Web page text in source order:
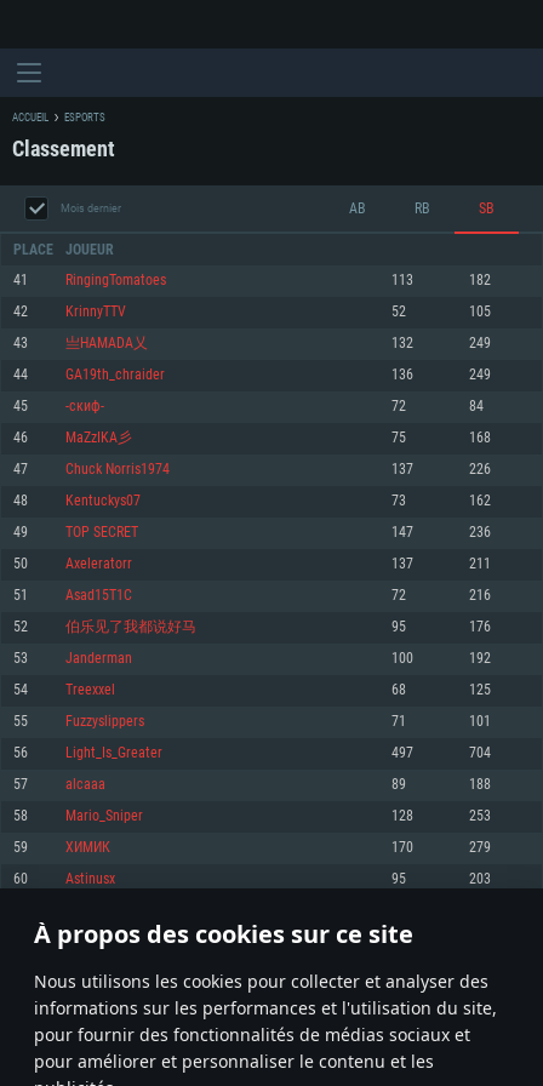
À propos des cookies sur ce site
Nous utilisons les cookies pour collecter et analyser des
informations sur les performances et l'utilisation du site,
pour fournir des fonctionnalités de médias sociaux et
pour améliorer et personnaliser le contenu et les
CONFIGURATION SYSTÈME REQUISE
Minimum
OS: Windows 10 (64 bit)
Processeur: Dual-Core 2.2 GHz
Mémoire: 4 GB
Carte graphique supportant DirectX 11: AMD Radeon 77XX / NVIDIA
GeForce GTX 660. La résolution minimale supportée par le jeu est de 720p
Connection: Connexion Internet à haut débit
Disque dur: 23.1 Go (client minimal)
Recommandée
1060 et plus, Radeon RX 570 et plus.
Disque dur: 75.9 Go (client complet)
Minimum
OS: Mac OS Big Sur 11.0 ou plus récent
Processeur: Core i5, minimum 2.2GHz (Les processeurs Intel Xeon ne sont
pas supportés)
Mémoire: 6 GB
Carte graphique: Intel Iris Pro 5200 (Mac), ou analogue AMD/Nvidia. La
résolution minimale supportée par le jeu est de 720p.
Connection: Connexion Internet à haut débit
Disque dur: 62,2 Go (client minimal)
Recommandée
OS: Mac OS Big Sur 11.0 ou plus récent
Processeur: Core i7 (Les processeurs Intel Xeon ne sont pas supportés)
Mémoire: 8 GB
Carte graphique: Radeon Vega II ou plus avec support de Metal
Disque dur: 62,2 Go (client complet)
Minimum
OS: Les configurations Linux 64 bits les plus modernes
Processeur: Dual-Core 2.4 GHz
Mémoire: 4 GB
Carte graphique: NVIDIA 660 avec les derniers drivers (moins de 6 mois) /
de même pour AMD (La résolution minimale supportée par le jeu est de
720p)
Connection: Connexion Internet à haut débit
Disque dur: 62,2 Go (client minimal)
Recommandée
OS: Ubuntu 20.04 64bit
Processeur: Intel Core i7
Mémoire: 8 GB
Carte graphique: NVIDIA 1060 avec les derniers drivers (moins de 6 mois) /
6 mois et supportant Vulkan
Connection: Connexion Internet à haut débit
Disque dur: 60,2 Go (client complet)
ACCUEIL ESPORTS
Classement
Mois dernier AB RB SB
PLACE JOUEUR
41 RingingTomatoes 113 182
42 KrinnyTTV 52 105
43 亗HAMADA乂 132 249
44 GA19th_chraider 136 249
45 -скиф- 72 84
46 MaZzIKA彡 75 168
47 Chuck Norris1974 137 226
48 Kentuckys07 73 162
49 TOP SECRET 147 236
50 Axeleratorr 137 211
51 Asad15T1C 72 216
52 伯乐见了我都说好马 95 176
53 Janderman 100 192
54 Treexxel 68 125
55 Fuzzyslippers 71 101
56 Light_Is_Greater 497 704
57 alcaaa 89 188
58 Mario_Sniper 128 253
59 ХИМИК 170 279
60 Astinusx 95 203
* Classement mis à jour quotidiennement
2 3 4 103